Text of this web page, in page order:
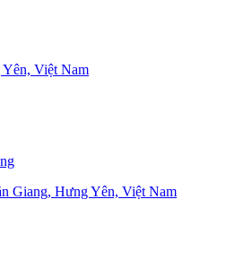
Việt Nam
Giang, Hưng Yên, Việt Nam